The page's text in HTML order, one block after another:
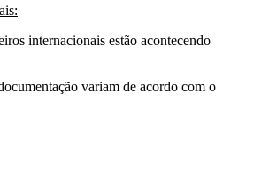
internacionais estão acontecendo
variam de acordo com o